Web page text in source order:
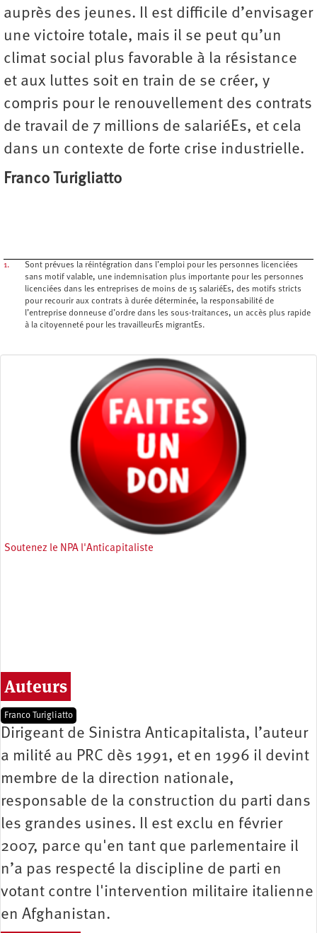
auprès des jeunes. Il est difficile d’envisager
une victoire totale, mais il se peut qu’un
climat social plus favorable à la résistance
et aux luttes soit en train de se créer, y
compris pour le renouvellement des contrats
de travail de 7 millions de salariéEs, et cela
dans un contexte de forte crise industrielle.
Franco Turigliatto
1.
Sont prévues la réintégration dans l’emploi pour les personnes licenciées
sans motif valable, une indemnisation plus importante pour les personnes
licenciées dans les entreprises de moins de 15 salariéEs, des motifs stricts
pour recourir aux contrats à durée déterminée, la responsabilité de
l’entreprise donneuse d’ordre dans les sous-traitances, un accès plus rapide
à la citoyenneté pour les travailleurEs migrantEs.
Soutenez le NPA l'Anticapitaliste
Auteurs
Franco Turigliatto
Dirigeant de Sinistra Anticapitalista, l’auteur
a milité au PRC dès 1991, et en 1996 il devint
membre de la direction nationale,
responsable de la construction du parti dans
les grandes usines. Il est exclu en février
2007, parce qu'en tant que parlementaire il
n’a pas respecté la discipline de parti en
votant contre l'intervention militaire italienne
en Afghanistan.